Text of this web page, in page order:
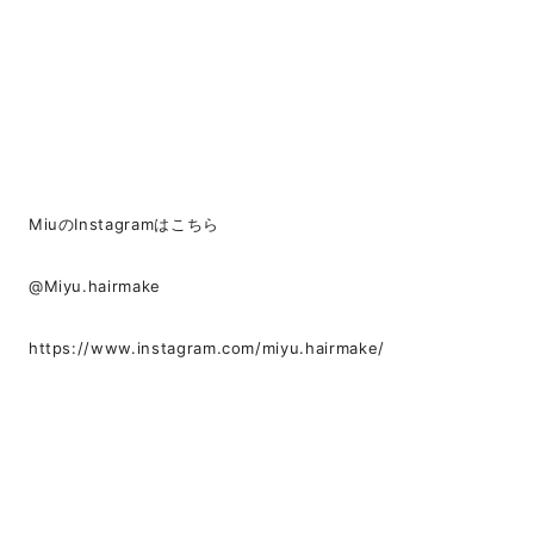
MiuのInstagramはこちら
@Miyu.hairmake
https://www.instagram.com/miyu.hairmake/